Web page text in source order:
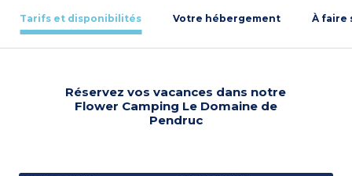
Tarifs et disponibilités Votre hébergement À faire
Réservez vos vacances dans notre
Flower Camping Le Domaine de
Pendruc